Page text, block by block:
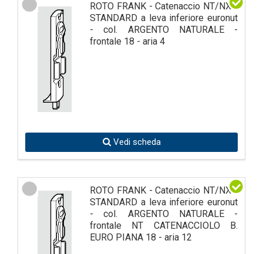
ROTO FRANK - Catenaccio NT/NX -
STANDARD a leva inferiore euronut
- col. ARGENTO NATURALE -
frontale 18 - aria 4
Vedi scheda
ROTO FRANK - Catenaccio NT/NX -
STANDARD a leva inferiore euronut
- col. ARGENTO NATURALE -
frontale NT CATENACCIOLO B.
EURO PIANA 18 - aria 12